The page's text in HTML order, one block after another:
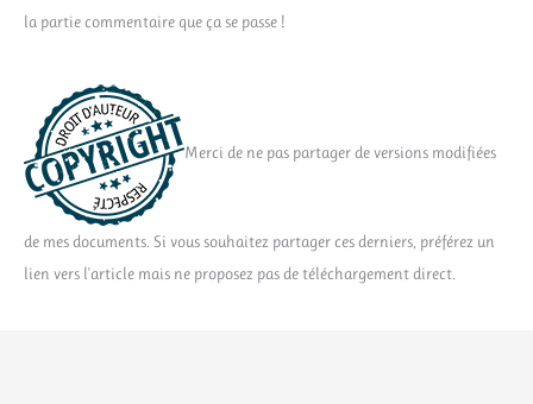
la partie commentaire que ça se passe !
Merci de ne pas partager de versions modifiées
de mes documents. Si vous souhaitez partager ces derniers, préférez un
lien vers l'article mais ne proposez pas de téléchargement direct.